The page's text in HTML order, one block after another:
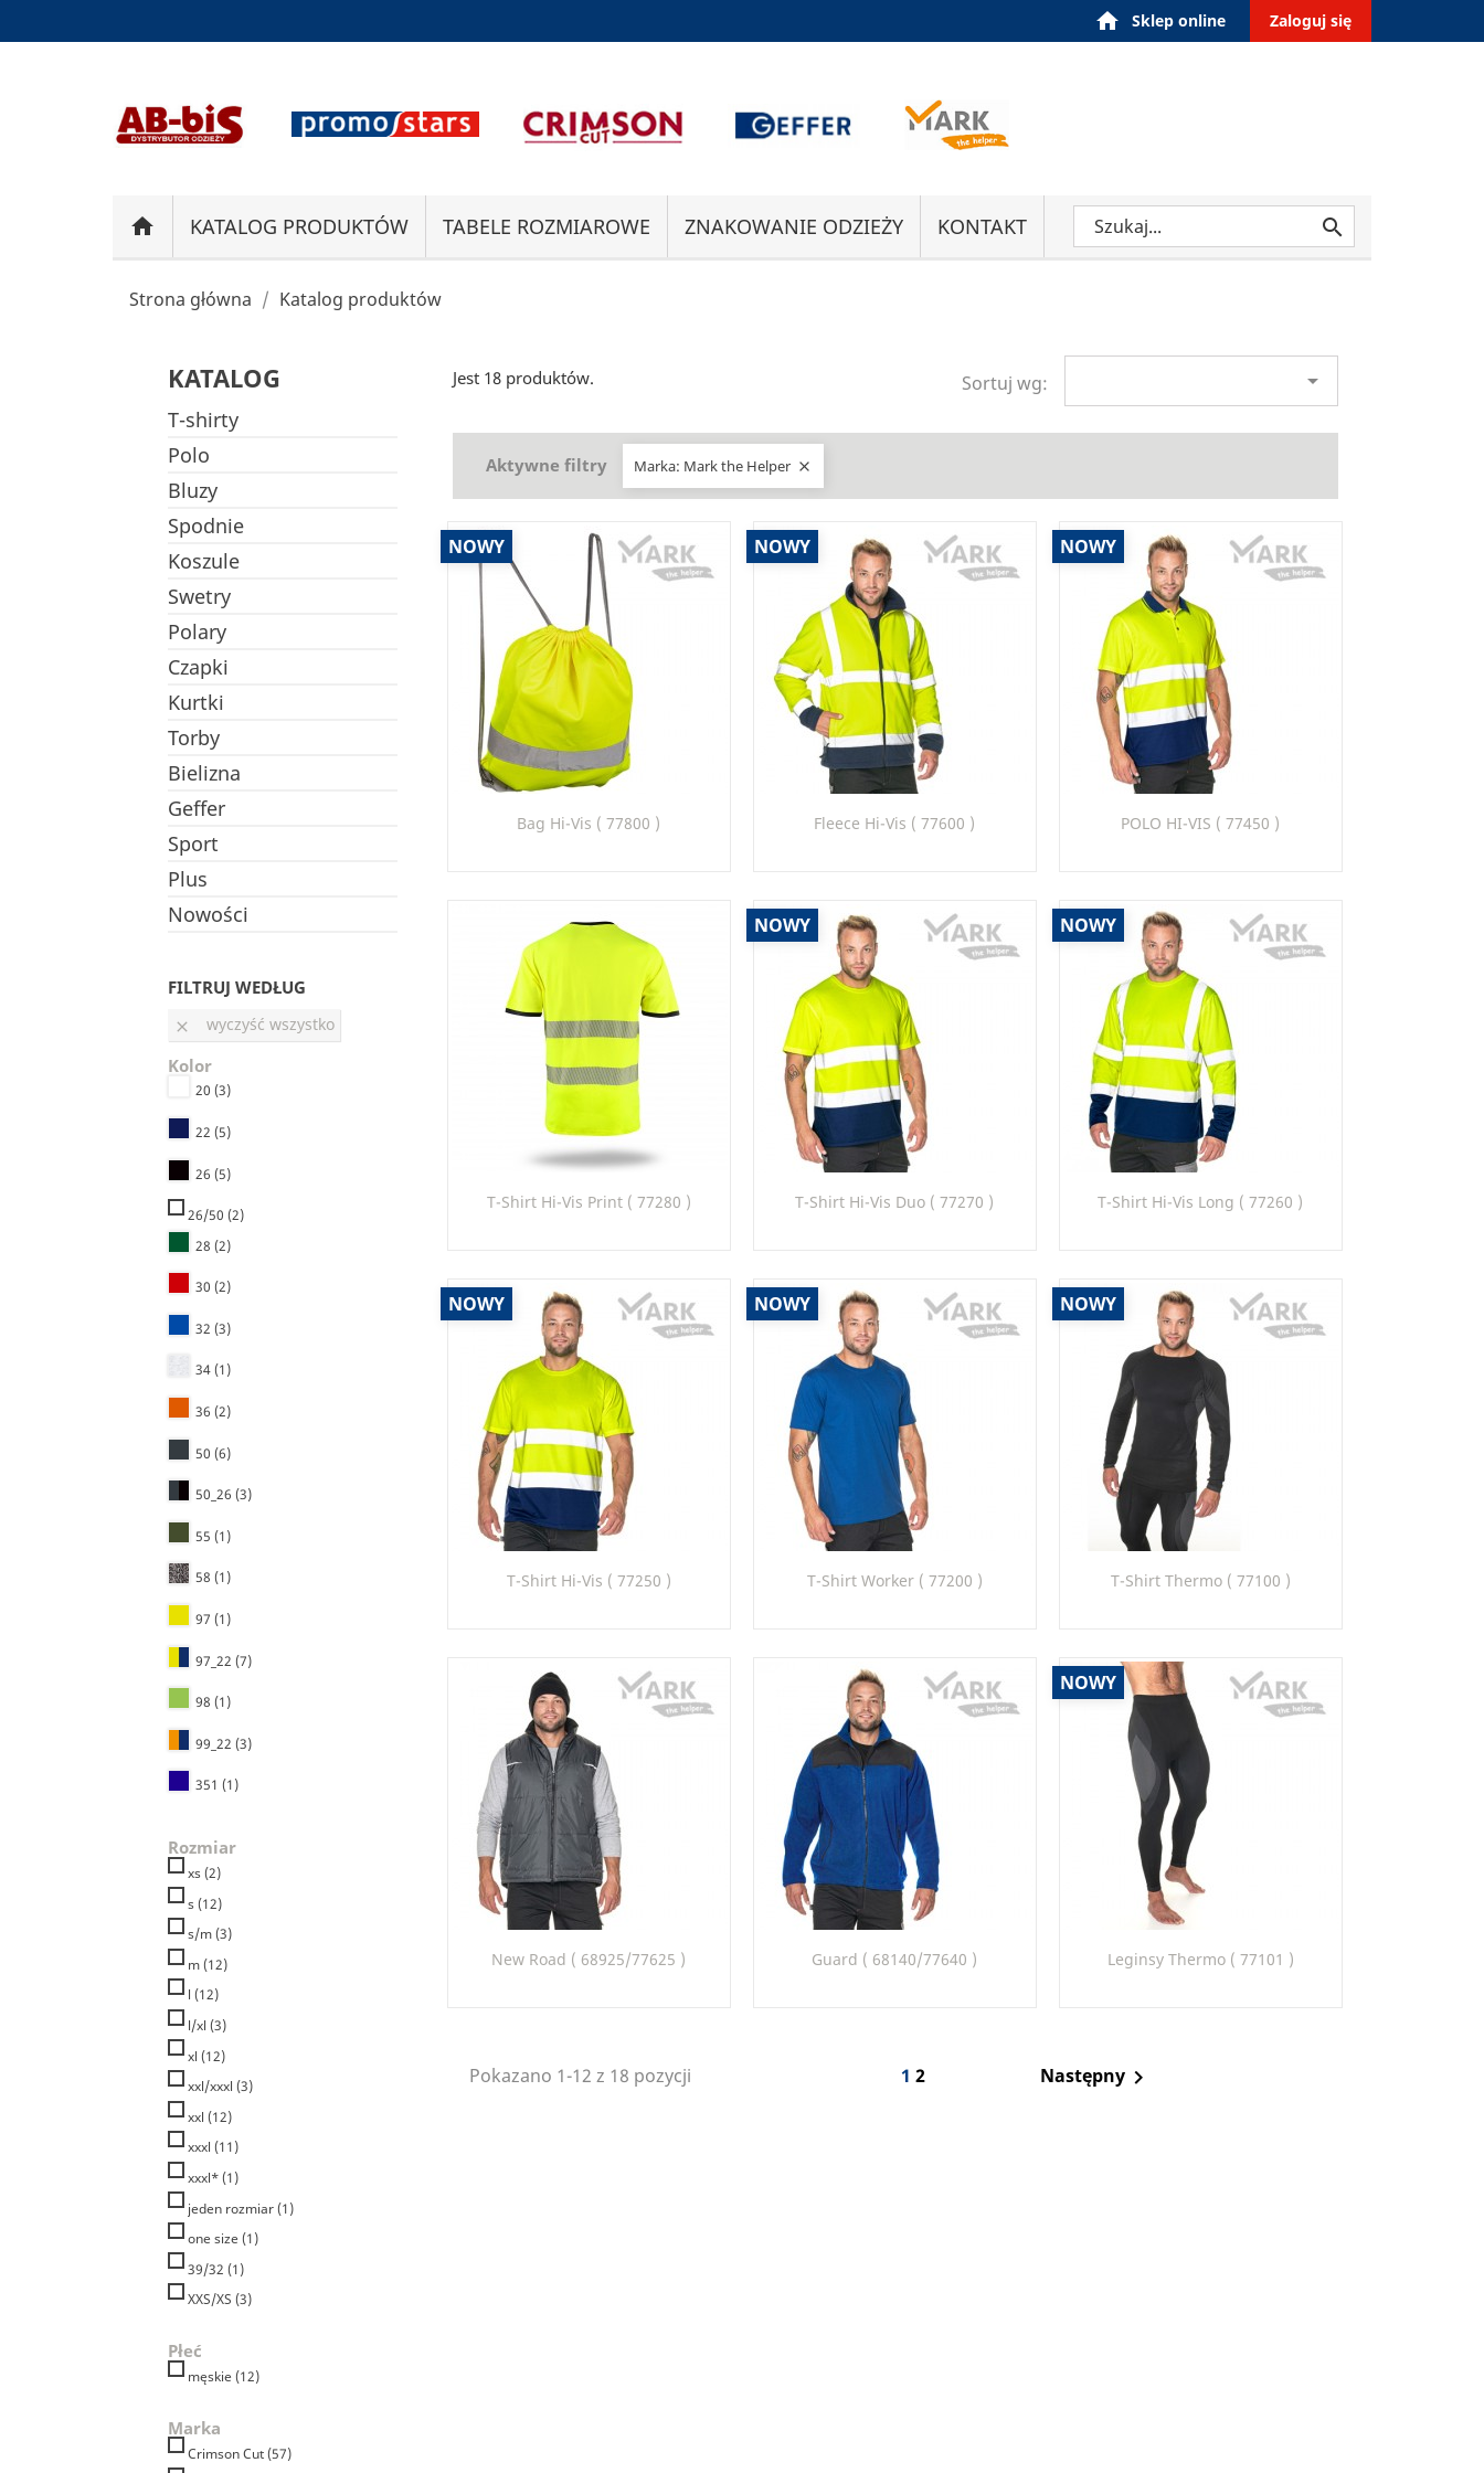
home Sklep online Zaloguj się
home KATALOG PRODUKTÓW TABELE ROZMIAROWE ZNAKOWANIE ODZIEŻY KONTAKT 
Strona główna Katalog produktów
KATALOG
T-shirty
Polo
Bluzy
Spodnie
Koszule
Swetry
Polary
Czapki
Kurtki
Torby
Bielizna
Geffer
Sport
Plus
Nowości
FILTRUJ WEDŁUG
 wyczyść wszystko
Kolor
20 (3)
22 (5)
26 (5)
26/50 (2)
28 (2)
30 (2)
32 (3)
34(1)
36 (2)
50 (6)
50_26 (3)
55 (1)
58 (1)
97 (1)
97_22 (7)
98 (1)
99_22 (3)
351 (1)
Rozmiar
xs(2)
s(12)
s/m(3)
m(12)
l (12)
l/xl (3)
xl (12)
xxl/xxxl (3)
xxl (12)
xxxl (11)
xxxl*(1)
jeden rozmiar(1)
one size (1)
39/32 (1)
XXS/XS (3)
Płeć
męskie (12)
Marka
Crimson Cut(57)
Jest 18 produktów. Sortuj wg: 
Aktywne filtry Marka: Mark the Helper 
Bag Hi-Vis ( 77800 )
NOWY

Szybki podgląd
Fleece Hi-Vis ( 77600 )
NOWY

Szybki podgląd
POLO HI-VIS ( 77450 )
NOWY

Szybki podgląd
T-Shirt Hi-Vis Print ( 77280 )
 Szybki podgląd
T-Shirt Hi-Vis Duo ( 77270 )
NOWY
 Szybki podgląd
T-Shirt Hi-Vis Long ( 77260 )
NOWY

Szybki podgląd
T-Shirt Hi-Vis ( 77250 )
NOWY
 Szybki podgląd
T-Shirt Worker ( 77200 )
NOWY
Szybki podgląd
T-Shirt Thermo ( 77100 )
NOWY
 Szybki podgląd
New Road ( 68925/77625 )
 Szybki podgląd
Guard ( 68140/77640 )

Szybki podgląd
Leginsy Thermo ( 77101 )
NOWY

Szybki podgląd
Pokazano 1-12 z 18 pozycji 12 Następny 